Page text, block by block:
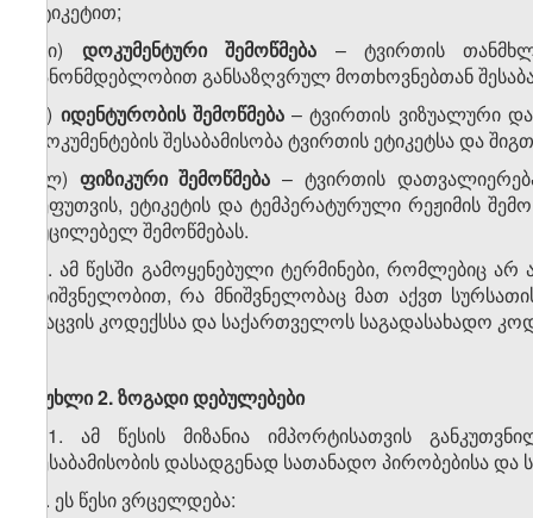
ეტიკეტით;
ი) დოკუმენტურიშემოწმება – ტვირთის
კანონმდებლობით განსაზღვრულ მოთხოვნებთან
კ) იდენტურობის შემოწმება– ტვირთის ვიზუალური
დოკუმენტების შესაბამისობა ტვირთის ეტიკეტსა და
ლ) ფიზიკურიშემოწმება – ტვირთის
შეფუთვის, ეტიკეტის და ტემპერატურული რეჟიმის
აუცილებელ შემოწმებას.
2. ამ წესში გამოყენებული ტერმინები, რომლებიც
მნიშვნელობით, რა მნიშვნელობაც მათ აქვთ
დაცვის კოდექსსა და საქართველოს საგადასახადო
მუხლი 2.ზოგადიდებულებები
1. ამ წესის მიზანია იმპორტისათვის
შესაბამისობის დასადგენად სათანადო პირობებისა
2. ეს წესი ვრცელდება: